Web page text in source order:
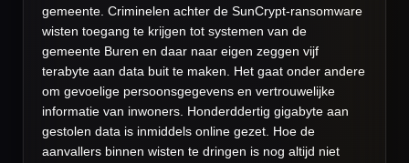
gemeente. Criminelen achter de SunCrypt-ransomware
wisten toegang te krijgen tot systemen van de
gemeente Buren en daar naar eigen zeggen vijf
terabyte aan data buit te maken. Het gaat onder andere
om gevoelige persoonsgegevens en vertrouwelijke
informatie van inwoners. Honderddertig gigabyte aan
gestolen data is inmiddels online gezet. Hoe de
aanvallers binnen wisten te dringen is nog altijd niet